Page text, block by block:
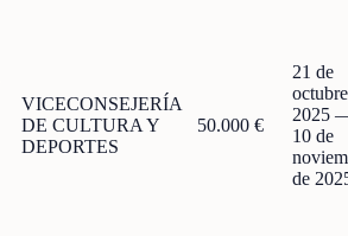
VICECONSEJERÍA
DE CULTURA Y
DEPORTES
50.000 €
21 de
2025
10 de
de